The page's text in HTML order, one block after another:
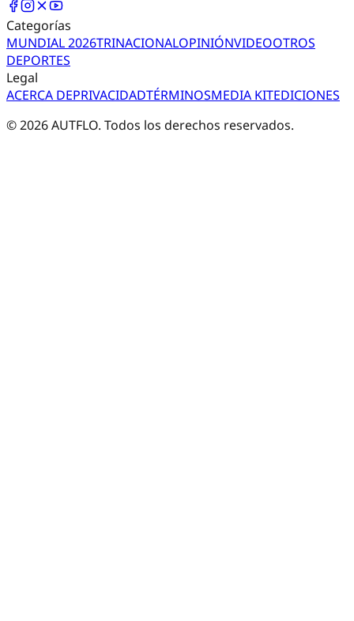
Categorías
MUNDIAL 2026TRINACIONALOPINIÓNVIDEOOTROS
DEPORTES
Legal
ACERCA DEPRIVACIDADTÉRMINOSMEDIA KITEDICIONES
©2026AUTFLO. Todos los derechos reservados.